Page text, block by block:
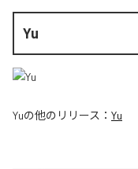
Yu
Yuの他のリリース： Yu